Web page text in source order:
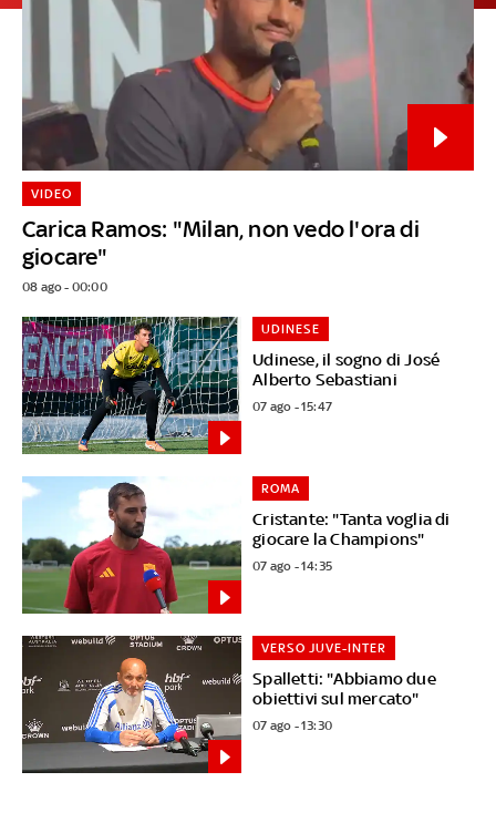
Carica Ramos: "Milan, non vedo l'ora di
giocare"
VIDEO
08 ago - 00:00
Udinese, il sogno di José
Alberto Sebastiani
UDINESE
07 ago - 15:47
Cristante: "Tanta voglia di
giocare la Champions"
ROMA
07 ago - 14:35
Spalletti: "Abbiamo due
obiettivi sul mercato"
VERSO JUVE-INTER
07 ago - 13:30